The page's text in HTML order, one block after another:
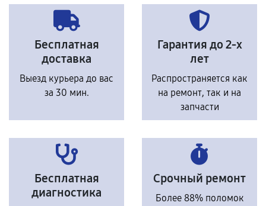
Бесплатная
доставка
Выезд курьера до вас
за 30 мин.
Гарантия до 2-х
лет
Распространяется как
на ремонт, так и на
запчасти
Бесплатная
диагностика
Срочный ремонт
Более 88% поломок